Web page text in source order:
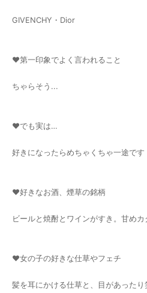
GIVENCHY・Dior
♥第一印象でよく言われること
ちゃらそう...
♥でも実は…
好きになったらめちゃくちゃ一途です
♥好きなお酒、煙草の銘柄
ビールと焼酎とワインがすき。甘めカ
♥女の子の好きな仕草やフェチ
髪を耳にかける仕草と、目があった